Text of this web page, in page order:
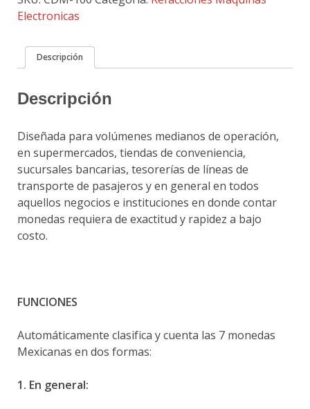
Electronicas
Descripción
Descripción
Diseñada para volúmenes medianos de operación,
en supermercados, tiendas de conveniencia,
sucursales bancarias, tesorerías de líneas de
transporte de pasajeros y en general en todos
aquellos negocios e instituciones en donde contar
monedas requiera de exactitud y rapidez a bajo
costo.
FUNCIONES
Automáticamente clasifica y cuenta las 7 monedas
Mexicanas en dos formas:
1. En general: